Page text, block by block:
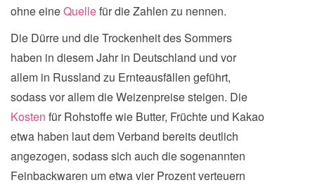
ohne eineQuellefür die Zahlen zu nennen.
Die Dürre und die Trockenheit des Sommers
haben in diesem Jahr in Deutschland und vor
allem in Russland zu Ernteausfällen geführt,
sodass vor allem die Weizenpreise steigen. Die
Kosten für Rohstoffe wie Butter, Früchte und Kakao
etwa haben laut dem Verband bereits deutlich
angezogen, sodass sich auch die sogenannten
Feinbackwaren um etwa vier Prozent verteuern